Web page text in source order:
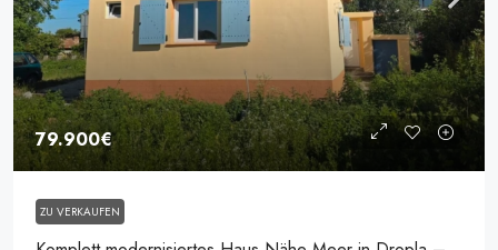
79.900€
ZU VERKAUFEN